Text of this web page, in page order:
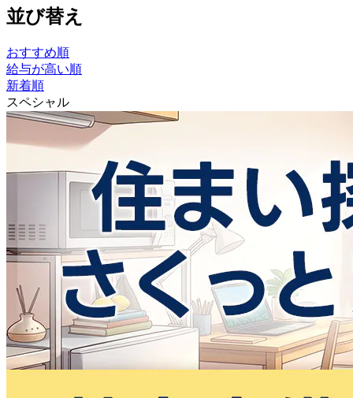
並び替え
おすすめ順
給与が高い順
新着順
スペシャル